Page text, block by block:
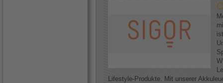
Lifestyle-Produkte. Mit unserer